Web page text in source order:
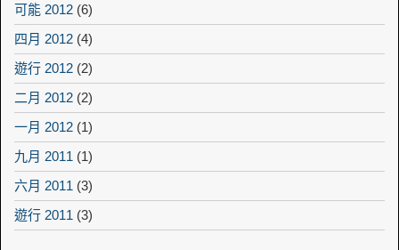
可能 2012 (6)
四月 2012 (4)
遊行 2012 (2)
二月 2012 (2)
一月 2012 (1)
九月 2011 (1)
六月 2011 (3)
遊行 2011 (3)